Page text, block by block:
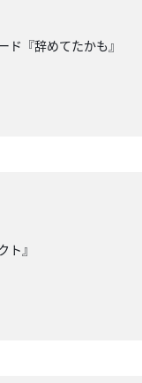
『辞めてたかも』
』